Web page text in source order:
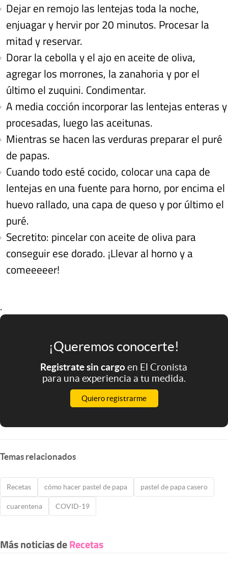
Dejar en remojo las lentejas toda la noche,
enjuagar y hervir por 20 minutos. Procesar la
mitad y reservar.
Dorar la cebolla y el ajo en aceite de oliva,
agregar los morrones, la zanahoria y por el
último el zuquini. Condimentar.
A media cocción incorporar las lentejas enteras y
procesadas, luego las aceitunas.
Mientras se hacen las verduras preparar el puré
de papas.
Cuando todo esté cocido, colocar una capa de
lentejas en una fuente para horno, por encima el
huevo rallado, una capa de queso y por último el
puré.
Secretito: pincelar con aceite de oliva para
conseguir ese dorado. ¡Llevar al horno y a
comeeeeer!
.
¡Queremos conocerte!
Registrate sin cargoen El Cronista
para una experiencia a tu medida.
Quiero registrarme
Temas relacionados
Recetas cómo hacer pastel de papa pastel de papa casero
cuarentena COVID-19
Más noticias deRecetas